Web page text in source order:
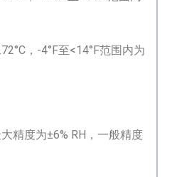
，-4°F至<14°F范围内为
精度为±6% RH，一般精度